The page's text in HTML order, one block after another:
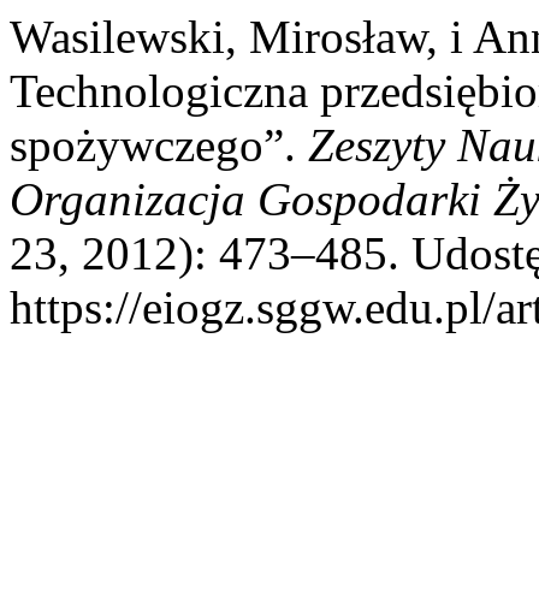
Wasilewski, Mirosław, i
Technologiczna
spożywczego”. Zeszyty
Organizacja Gospodarki
23, 2012): 473–485.
https://eiogz.sggw.edu.pl/